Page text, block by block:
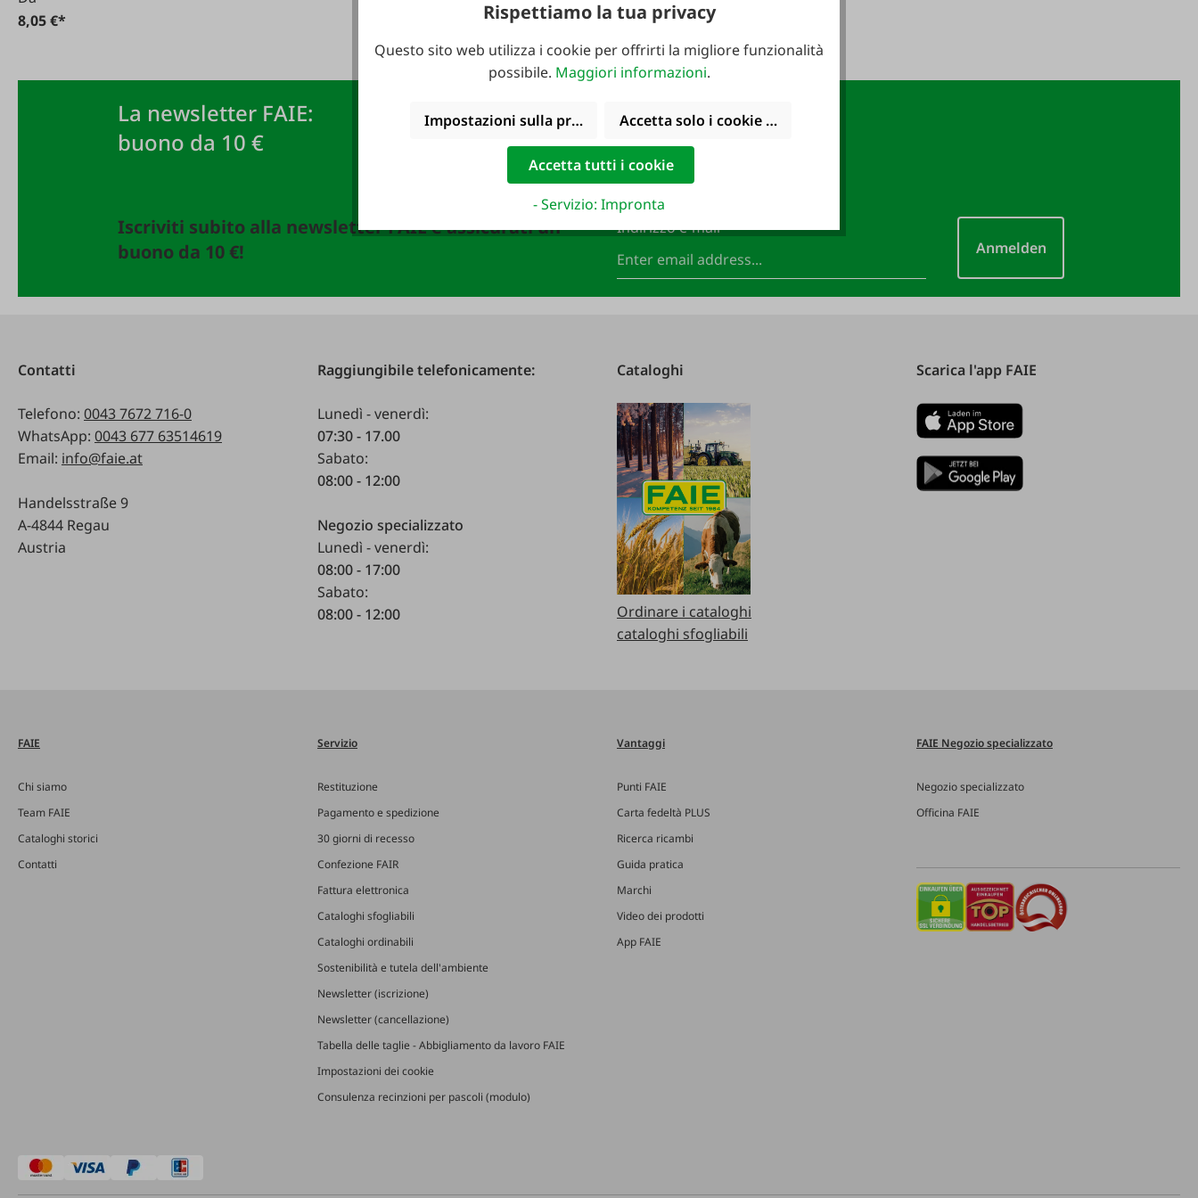
8,05 €*
La newsletter FAIE:
buono da 10 €
Iscriviti subito alla newsletter FAIE e assicurati un
buono da 10 €!
Indirizzo e-mail*
Anmelden
Contatti
Telefono: 0043 7672 716-0
WhatsApp: 0043 677 63514619
Email: info@faie.at
Handelsstraße 9
A-4844 Regau
Austria
Raggiungibile telefonicamente:
Lunedì - venerdì:
07:30 - 17.00
Sabato:
08:00 - 12:00
Negozio specializzato
Lunedì - venerdì:
08:00 - 17:00
Sabato:
08:00 - 12:00
Cataloghi
Ordinare i cataloghi
cataloghi sfogliabili
Scarica l'app FAIE
FAIE
Chi siamo
Team FAIE
Cataloghi storici
Contatti
Servizio
Restituzione
Pagamento e spedizione
30 giorni di recesso
Confezione FAIR
Fattura elettronica
Cataloghi sfogliabili
Cataloghi ordinabili
Sostenibilità e tutela dell'ambiente
Newsletter (iscrizione)
Newsletter (cancellazione)
Tabella delle taglie - Abbigliamento da lavoro FAIE
Impostazioni dei cookie
Consulenza recinzioni per pascoli (modulo)
Vantaggi
Punti FAIE
Carta fedeltà PLUS
Ricerca ricambi
Guida pratica
Marchi
Video dei prodotti
App FAIE
FAIE Negozio specializzato
Negozio specializzato
Officina FAIE
Rispettiamo la tua privacy
Questo sito web utilizza i cookie per offrirti la migliore funzionalità
possibile. Maggiori informazioni.
Impostazioni sulla privacy Accetta solo i cookie funzionali
Accetta tutti i cookie
- Servizio: Impronta